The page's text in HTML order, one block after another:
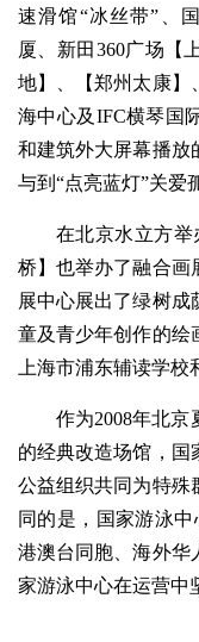
速滑馆“冰丝带”、
厦、新田360广场【
地】、【郑州太康】
海中心及IFC横琴国
和建筑外大屏幕播放
与到“点亮蓝灯”关爱
在北京水立方举
桥】也举办了融合画
展中心展出了绿树成
童及青少年创作的绘
上海市浦东辅读学校
作为2008年北京
的经典改造场馆，国
公益组织共同为特殊
同的是，国家游泳
港澳台同胞、海外华
家游泳中心在运营中